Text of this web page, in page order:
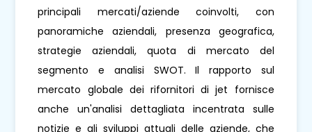
principali mercati/aziende coinvolti, con
panoramiche aziendali, presenza geografica,
strategie aziendali, quota di mercato del
segmento e analisi SWOT. Il rapporto sul
mercato globale dei rifornitori di jet fornisce
anche un'analisi dettagliata incentrata sulle
notizie e gli sviluppi attuali delle aziende, che